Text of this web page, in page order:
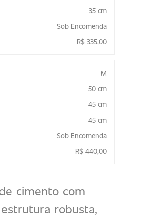
35 cm
Sob Encomenda
R$ 335,00
M
50 cm
45 cm
45 cm
Sob Encomenda
R$ 440,00
cimento com
robusta,